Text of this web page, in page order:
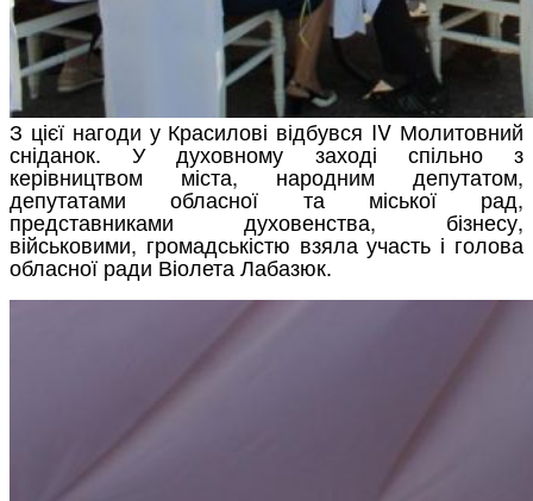
З цієї нагоди у Красилові відбувся IV Молитовний
сніданок. У духовному заході спільно з
керівництвом міста, народним депутатом,
депутатами обласної та міської рад,
представниками духовенства, бізнесу,
військовими, громадськістю взяла участь і голова
обласної ради Віолета Лабазюк.